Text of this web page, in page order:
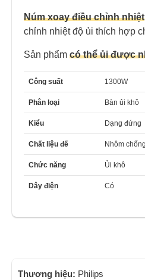
Núm xoay điều chỉnh nhiệt
chỉnh nhiệt độ ủi thích hợp
Sản phẩm có thể ủi được
Công suất 1300W
Phân loại Bàn ủi khô
Kiểu Dạng đứng
Chất liệu đế Nhôm
Chức năng Ủi khô
Dây điện Có
Thương hiệu: Philips